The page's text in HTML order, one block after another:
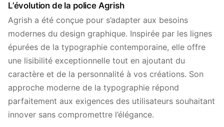
L’évolution de la police Agrish
Agrish a été conçue pour s’adapter aux besoins
modernes du design graphique. Inspirée par les lignes
épurées de la typographie contemporaine, elle offre
une lisibilité exceptionnelle tout en ajoutant du
caractère et de la personnalité à vos créations. Son
approche moderne de la typographie répond
parfaitement aux exigences des utilisateurs souhaitant
innover sans compromettre l’élégance.